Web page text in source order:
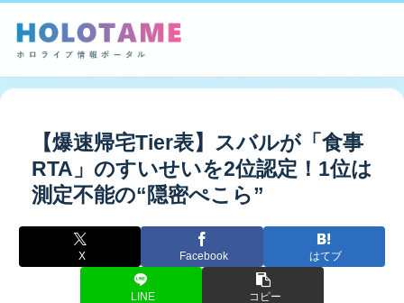
【爆速帰宅Tier表】スバルが「食事
RTA」のすいせいを2位認定！1位は
測定不能の“隠密ぺこら”
X Facebook はてブ
LINE コピー